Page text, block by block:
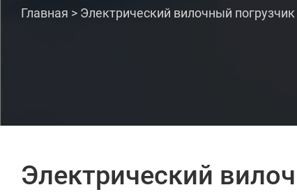
Главная > Электрический вилочный погрузчик
Электрический